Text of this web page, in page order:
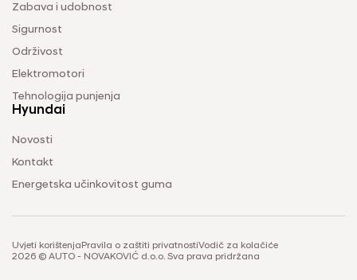
Zabava i udobnost
Sigurnost
Održivost
Elektromotori
Tehnologija punjenja
Hyundai
Novosti
Kontakt
Energetska učinkovitost guma
Uvjeti korištenja Pravila o zaštiti privatnostiVodič za kolačiće
2026 © AUTO - NOVAKOVIĆ d.o.o. Sva prava pridržana